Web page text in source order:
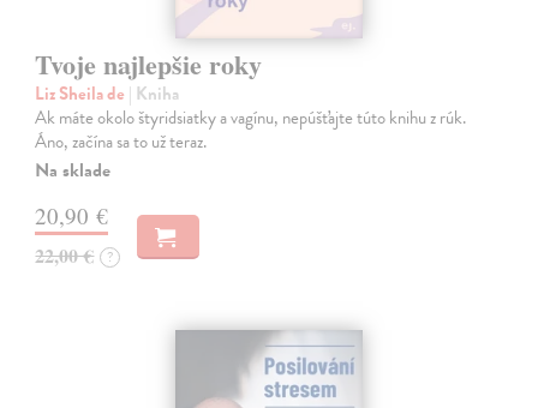
Tvoje najlepšie roky
Liz Sheila de | Kniha
Ak máte okolo štyridsiatky a vagínu, nepúšťajte túto knihu z rúk.
Áno, začína sa to už teraz.
Na sklade
20,90 €
22,00 € ?